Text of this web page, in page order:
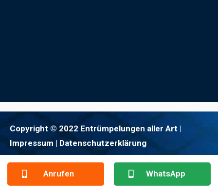
Copyright © 2022 Entrümpelungen aller Art |
Impressum | Datenschutzerklärung
Anrufen WhatsApp